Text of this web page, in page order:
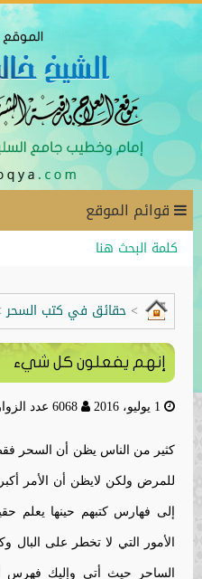
قوائم الموقع
أهلاً
> حقائق في كتب السحر
إنهم يفعلون كل شيء
كثير من الناس يظن أن السحر فقط
للمرض ولكن لايظن أن الأمر
إلى فهارس كتبهم حينها يعلم
الأمور التي لا تخطر على البال
الساحر حيث أتى وإليك فهرس